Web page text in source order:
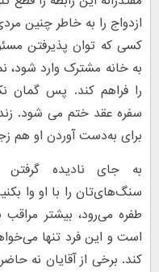
ازدواج را به خاطر چنین
کسی که توان پذیرفتن
به خانه مشترک وارد شود،
را فراهم کند. پس گمان
سفره عقد ختم می شود.
برای به‌دست آوردن او هم
به جای نادیده
سنگ‌های‌تان را با او وا
طفره می‌رود، بیشتر
است و این فرد تنها
کند. برخی از آقایان نه